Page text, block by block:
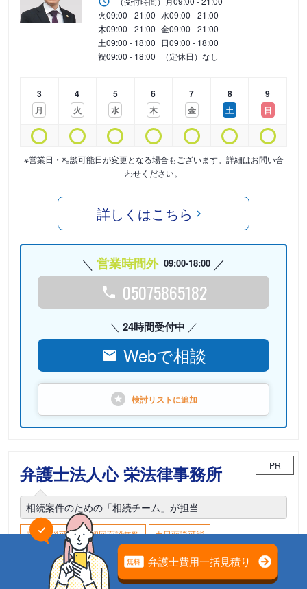
火09:00 - 21:00 水09:00 - 21:00
木09:00 - 21:00 金09:00 - 21:00
土09:00 - 18:00 日09:00 - 18:00
祝09:00 - 18:00 （定休日）なし
3
月
4
火
5
水
6
木
7
金
8
土
9
日
※営業日・相談可能日が変更となる場合もございます。詳細はお問い合
わせください。
詳しくはこちら
営業時間外 09:00-18:00
05075865182
24時間受付中
Webで相談
検討リストに追加
弁護士法人心 栄法律事務所 PR
相続案件のための「相続チーム」が担当
電話相談可能 初回面談無料
土日面談可能
18時以降面談可能
愛知県名古屋市中区栄3-16-1 松坂屋名古屋店